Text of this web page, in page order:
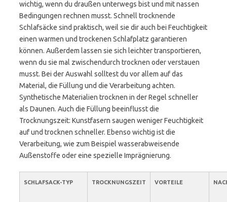
wichtig, wenn du draußen unterwegs bist und mit nassen
Bedingungen rechnen musst. Schnell trocknende
Schlafsäcke sind praktisch, weil sie dir auch bei Feuchtigkeit
einen warmen und trockenen Schlafplatz garantieren
können. Außerdem lassen sie sich leichter transportieren,
wenn du sie mal zwischendurch trocknen oder verstauen
musst. Bei der Auswahl solltest du vor allem auf das
Material, die Füllung und die Verarbeitung achten.
Synthetische Materialien trocknen in der Regel schneller
als Daunen. Auch die Füllung beeinflusst die
Trocknungszeit: Kunstfasern saugen weniger Feuchtigkeit
auf und trocknen schneller. Ebenso wichtig ist die
Verarbeitung, wie zum Beispiel wasserabweisende
Außenstoffe oder eine spezielle Imprägnierung.
SCHLAFSACK-TYP TROCKNUNGSZEIT VORTEILE